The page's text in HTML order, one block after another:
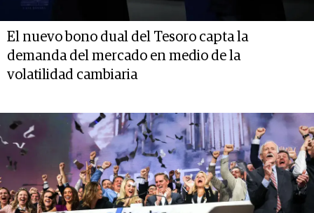
El nuevo bono dual del Tesoro capta la
demanda del mercado en medio de la
volatilidad cambiaria